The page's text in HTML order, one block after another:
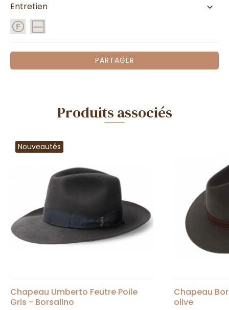
Entretien
PARTAGER
Produits associés
Nouveautés
Chapeau Umberto Feutre Poile
Gris - Borsalino
Chapeau
olive